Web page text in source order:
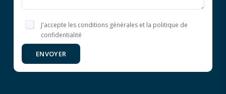
J'accepte les conditions générales et la politique de
confidentialité
ENVOYER